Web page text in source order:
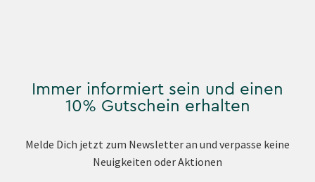
Immer informiert sein und einen
10% Gutschein erhalten
Melde Dich jetzt zum Newsletter an und verpasse keine
Neuigkeiten oder Aktionen